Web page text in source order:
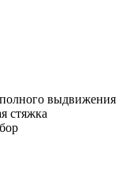
выдвижения
стяжка